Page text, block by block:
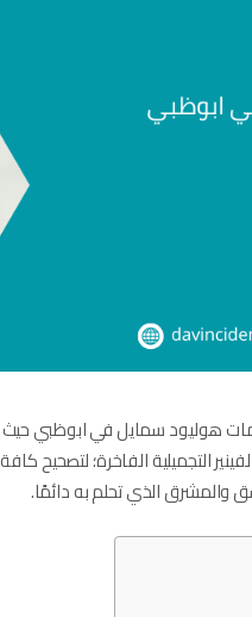
هوليود سمايل في ابوظبي حيث
التجميلية الفاخرة؛ لتصحيح
والمشرق الذي تحلم به دائمًا.